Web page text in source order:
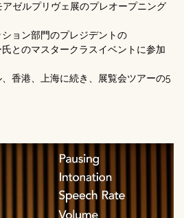
ゼルプリヴェ展のプレオープニング
ョン部門のプレジデントの
とのマスタークラスイベントに参加
香港、上海に続き、展覧会ツアーの5